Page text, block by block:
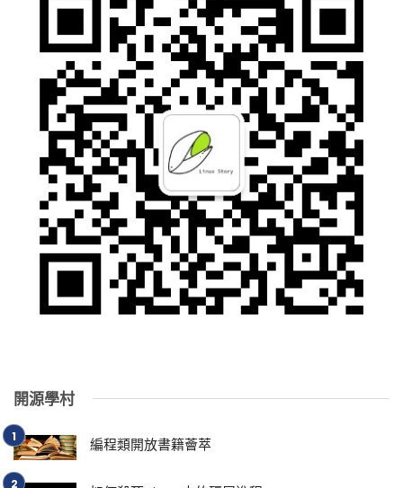
開源學村
編程類開放書籍薈萃